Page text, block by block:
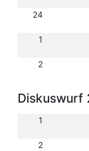
24
1
2
Diskuswurf
1
2